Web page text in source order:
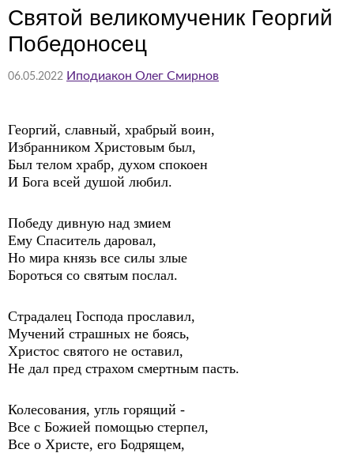
Святой великомученик Георгий
Победоносец
06.05.2022 Иподиакон Олег Смирнов
Георгий, славный, храбрый воин,
Избранником Христовым был,
Был телом храбр, духом спокоен
И Бога всей душой любил.
Победу дивную над змием
Ему Спаситель даровал,
Но мира князь все силы злые
Бороться со святым послал.
Страдалец Господа прославил,
Мучений страшных не боясь,
Христос святого не оставил,
Не дал пред страхом смертным пасть.
Колесования, угль горящий -
Все с Божией помощью стерпел,
Все о Христе, его Бодрящем,